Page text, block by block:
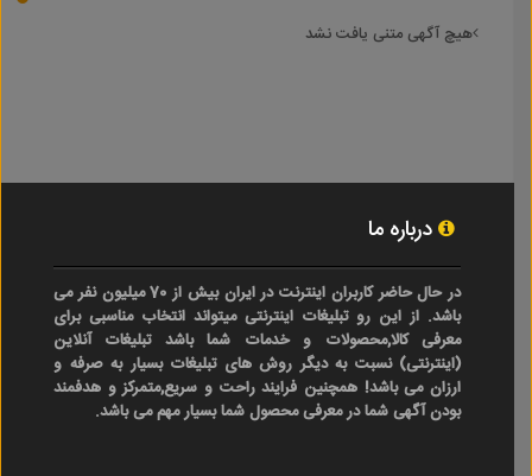
هیچ آگهی متنی یافت نشد
درباره ما
در حال حاضر کاربران اینترنت در ایران بیش از 70 میلیون نفر می
باشد. از این رو تبلیغات اینترنتی میتواند انتخاب مناسبی برای
معرفی کالا,محصولات و خدمات شما باشد تبلیغات آنلاین
(اینترنتی) نسبت به دیگر روش های تبلیغات بسیار به صرفه و
ارزان می باشد! همچنین فرایند راحت و سریع,متمرکز و هدفمند
بودن آگهی شما در معرفی محصول شما بسیار مهم می باشد.